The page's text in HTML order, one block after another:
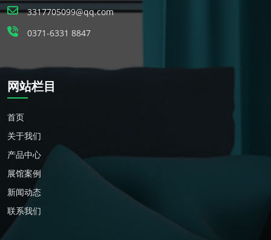
3317705099@qq.com
0371-6331 8847
网站栏目
首页
关于我们
产品中心
展馆案例
新闻动态
联系我们